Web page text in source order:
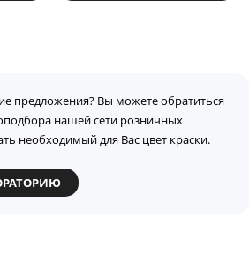
предложения? Вы можете обратиться
нашей сети розничных
необходимый для Вас цвет краски.